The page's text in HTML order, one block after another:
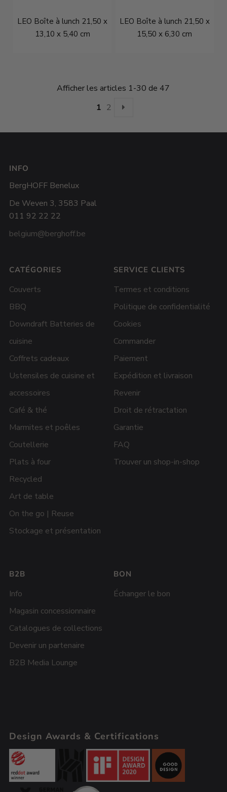
LEO Boîte à lunch 21,50 x
13,10 x 5,40 cm
LEO Boîte à lunch 21,50 x
15,50 x 6,30 cm
Afficher les articles 1-30 de 47
1 2
INFO
BergHOFF Benelux
De Weven 3, 3583 Paal
011 92 22 22
belgium@berghoff.be
CATÉGORIES
Couverts
BBQ
Downdraft Batteries de
cuisine
Coffrets cadeaux
Ustensiles de cuisine et
accessoires
Café & thé
Marmites et poêles
Coutellerie
Plats à four
Recycled
Art de table
On the go | Reuse
Stockage et présentation
SERVICE CLIENTS
Termes et conditions
Politique de confidentialité
Cookies
Commander
Paiement
Expédition et livraison
Revenir
Droit de rétractation
Garantie
FAQ
Trouver un shop-in-shop
B2B
Info
Magasin concessionnaire
Catalogues de collections
Devenir un partenaire
B2B Media Lounge
BON
Échanger le bon
Design Awards & Certifications